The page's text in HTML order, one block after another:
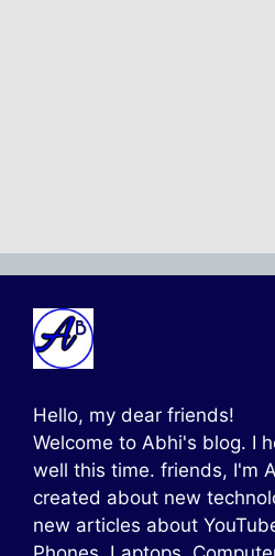
Hello, my dear friends!
Welcome to Abhi's blog. I
well this time. friends, I'm
created about new
new articles about